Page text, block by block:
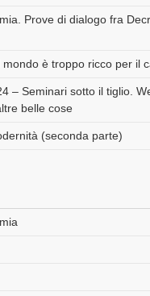
Prove di dialogo fra
mondo è troppo ricco per il
– Seminari sotto il tiglio.
belle cose
(seconda parte)